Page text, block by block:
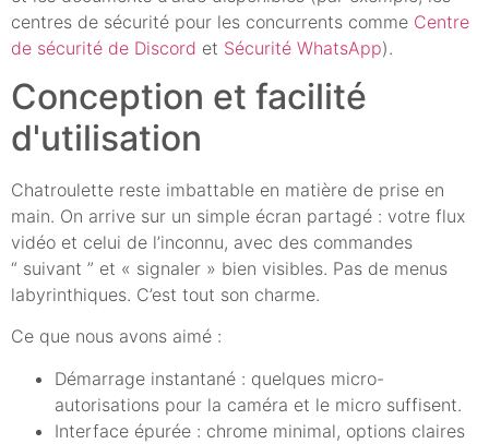
centres de sécurité pour les concurrents comme Centre
de sécurité de Discord et Sécurité WhatsApp).
Conception et facilité
d'utilisation
Chatroulette reste imbattable en matière de prise en
main. On arrive sur un simple écran partagé : votre flux
vidéo et celui de l’inconnu, avec des commandes
“ suivant ” et « signaler » bien visibles. Pas de menus
labyrinthiques. C’est tout son charme.
Ce que nous avons aimé :
Démarrage instantané : quelques micro-
autorisations pour la caméra et le micro suffisent.
Interface épurée : chrome minimal, options claires